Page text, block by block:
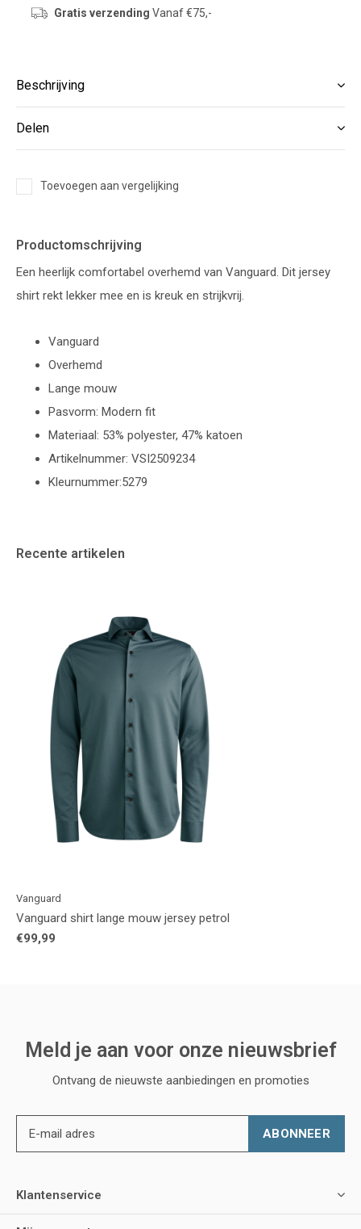
Gratis verzending Vanaf €75,-
Beschrijving
Delen
Toevoegen aan vergelijking
Productomschrijving
Een heerlijk comfortabel overhemd van Vanguard. Dit jersey
shirt rekt lekker mee en is kreuk en strijkvrij.
Vanguard
Overhemd
Lange mouw
Pasvorm: Modern fit
Materiaal: 53% polyester, 47% katoen
Artikelnummer: VSI2509234
Kleurnummer:5279
Recente artikelen
Vanguard
Vanguard shirt lange mouw jersey petrol
€99,99
Meld je aan voor onze nieuwsbrief
Ontvang de nieuwste aanbiedingen en promoties
ABONNEER
Klantenservice